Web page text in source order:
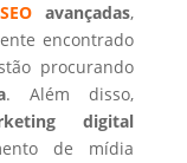
SEOavançadas,
encontrado
procurando
. Além disso,
digital
de mídia